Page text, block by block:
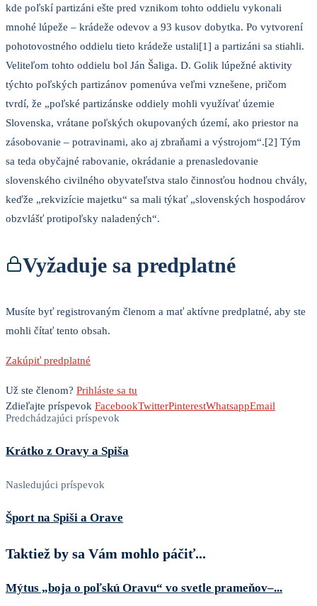
kde poľskí partizáni ešte pred vznikom tohto oddielu vykonali
mnohé lúpeže – krádeže odevov a 93 kusov dobytka. Po vytvorení
pohotovostného oddielu tieto krádeže ustali[1] a partizáni sa stiahli.
Veliteľom tohto oddielu bol Ján Šaliga. D. Golik lúpežné aktivity
týchto poľských partizánov pomenúva veľmi vznešene, pričom
tvrdí, že „poľské partizánske oddiely mohli využívať územie
Slovenska, vrátane poľských okupovaných území, ako priestor na
zásobovanie – potravinami, ako aj zbraňami a výstrojom“.[2] Tým
sa teda obyčajné rabovanie, okrádanie a prenasledovanie
slovenského civilného obyvateľstva stalo činnosťou hodnou chvály,
keďže „rekvizície majetku“ sa mali týkať „slovenských hospodárov
obzvlášť protipoľsky naladených“.
Vyžaduje sa predplatné
Musíte byť registrovaným členom a mať aktívne predplatné, aby ste
mohli čítať tento obsah.
Zakúpiť predplatné
Už ste členom? Prihláste sa tu
Zdieľajte príspevok FacebookTwitterPinterestWhatsappEmail
Predchádzajúci príspevok
Krátko z Oravy a Spiša
Nasledujúci príspevok
Šport na Spiši a Orave
Taktiež by sa Vám mohlo páčiť...
Mýtus „boja o poľskú Oravu“ vo svetle prameňov–...